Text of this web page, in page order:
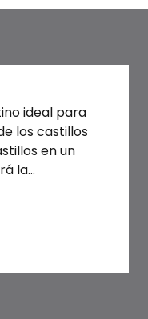
commence l'Océan
ideal para
los castillos
en un
la